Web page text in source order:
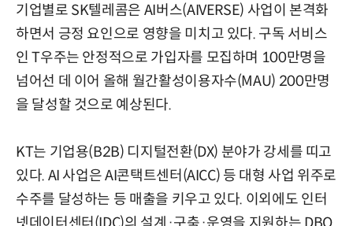
기업별로 SK텔레콤은 AI버스(AIVERSE) 사업이 본격화
하면서 긍정 요인으로 영향을 미치고 있다. 구독 서비스
인 T우주는 안정적으로 가입자를 모집하며 100만명을
넘어선 데 이어 올해 월간활성이용자수(MAU) 200만명
을 달성할 것으로 예상된다.
KT는 기업용(B2B) 디지털전환(DX) 분야가 강세를 띠고
있다. AI 사업은 AI콘택트센터(AICC) 등 대형 사업 위주로
수주를 달성하는 등 매출을 키우고 있다. 이외에도 인터